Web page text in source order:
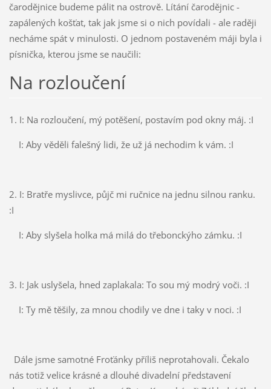
čarodějnice budeme pálit na ostrově. Lítání čarodějnic -
zapálených košťat, tak jak jsme si o nich povídali - ale raději
necháme spát v minulosti. O jednom postaveném máji byla i
písnička, kterou jsme se naučili:
Na rozloučení
1. I: Na rozloučení, mý potěšení, postavím pod okny máj. :I
I: Aby věděli falešný lidi, že už já nechodim k vám. :I
2. I: Bratře myslivce, půjč mi ručnice na jednu silnou ranku.
:I
I: Aby slyšela holka má milá do třebonckýho zámku. :I
3. I: Jak uslyšela, hned zaplakala: To sou mý modrý voči. :I
I: Ty mě těšily, za mnou chodily ve dne i taky v noci. :I
Dále jsme samotné Froťánky příliš neprotahovali. Čekalo
nás totiž velice krásné a dlouhé divadelní představení